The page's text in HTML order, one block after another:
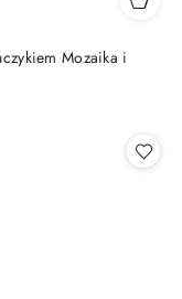
Mozaika i